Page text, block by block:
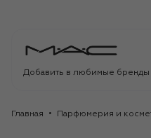
Добавить в любимые бренды
Главная Парфюмерия и